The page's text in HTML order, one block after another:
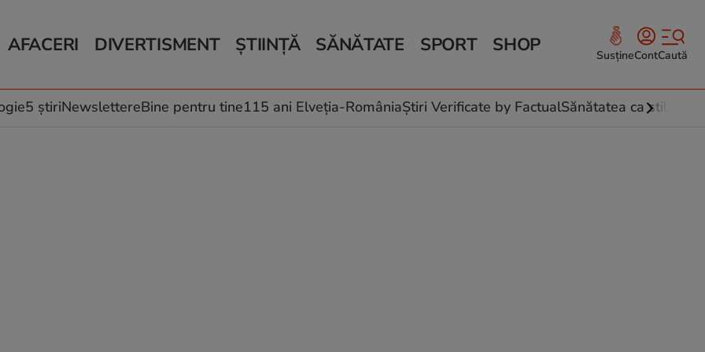
AFACERI
Auto
Locuri de muncă
DIVERTISMENT
Horoscop
Muzică și Filme
ȘTIINȚĂ
Schimbări climatice
SĂNĂTATE
Relații
Rețete culinare
SPORT SHOP SusțineContCaută
5 știriNewslettereBine pentru tine115 ani Elveția-RomâniaȘtiri Verificate by FactualSănătatea ca stil de